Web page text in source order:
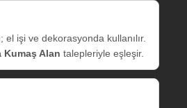
el işi ve dekorasyonda kullanılır.
Kumaş Alan talepleriyle eşleşir.